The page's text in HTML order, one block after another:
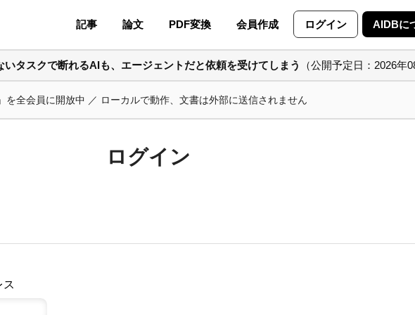
記事 論文 PDF変換 会員作成 ログイン AIDBに
いタスクで断れるAIも、エージェントだと依頼を受けてしまう （公開予定日：2026年
全会員に開放中 ／ ローカルで動作、文書は外部に送信されません
ログイン
ス